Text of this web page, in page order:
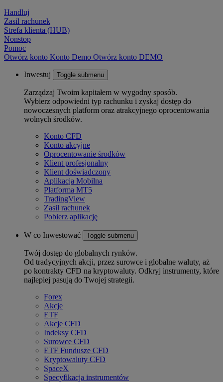
Handluj
Zasil rachunek
Strefa klienta (HUB)
Nonstop
Pomoc
Otwórz konto Konto Demo Otwórz konto DEMO
Inwestuj Toggle submenu
Zarządzaj Twoim kapitałem w wygodny sposób.
Wybierz odpowiedni typ rachunku i zyskaj dostęp do
nowoczesnych platform oraz atrakcyjnego oprocentowania
wolnych środków.
Konto CFD
Konto akcyjne
Oprocentowanie środków
Klient profesjonalny
Klient doświadczony
Aplikacja Mobilna
Platforma MT5
TradingView
Zasil rachunek
Pobierz aplikację
W co Inwestować Toggle submenu
Twój dostęp do globalnych rynków.
Od tradycyjnych akcji, przez surowce i globalne waluty, aż
po kontrakty CFD na kryptowaluty. Odkryj instrumenty, które
najlepiej pasują do Twojej strategii.
Forex
Akcje
ETF
Akcje CFD
Indeksy CFD
Surowce CFD
ETF Fundusze CFD
Kryptowaluty CFD
SpaceX
Specyfikacja instrumentów